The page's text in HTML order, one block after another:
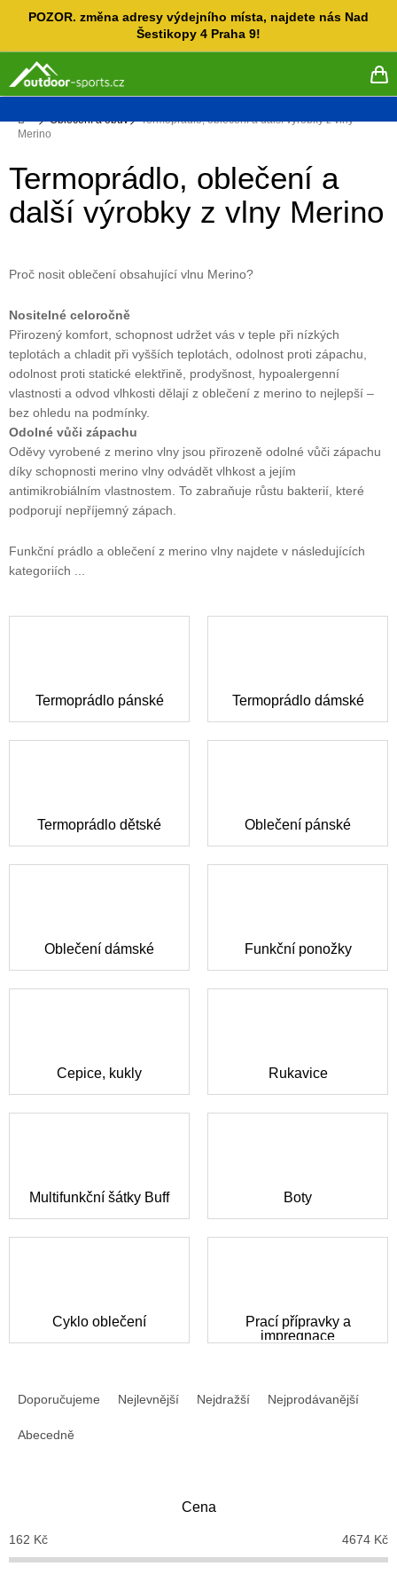
POZOR. změna adresy výdejního místa, najdete nás Nad
Šestikopy 4 Praha 9!
Domů
Oblečení a obuv
Termoprádlo, oblečení a další výrobky z vlny
Merino
Termoprádlo, oblečení a
další výrobky z vlny Merino
Proč nosit oblečení obsahující vlnu Merino?
Nositelné celoročně
Přirozený komfort, schopnost udržet vás v teple při nízkých
teplotách a chladit při vyšších teplotách, odolnost proti zápachu,
odolnost proti statické elektřině, prodyšnost, hypoalergenní
vlastnosti a odvod vlhkosti dělají z oblečení z merino to nejlepší –
bez ohledu na podmínky.
Odolné vůči zápachu
Oděvy vyrobené z merino vlny jsou přirozeně odolné vůči zápachu
díky schopnosti merino vlny odvádět vlhkost a jejím
antimikrobiálním vlastnostem. To zabraňuje růstu bakterií, které
podporují nepříjemný zápach.
Funkční prádlo a oblečení z merino vlny najdete v následujících
kategoriích ...
Termoprádlo pánské Termoprádlo dámské
Termoprádlo dětské Oblečení pánské
Oblečení dámské Funkční ponožky
Čepice, kukly Rukavice
Multifunkční šátky Buff Boty
Cyklo oblečení
Prací přípravky a
impregnace
o
d
Doporučujeme Nejlevnější Nejdražší Nejprodávanější
Abecedně
Cena
162 Kč 4674 Kč